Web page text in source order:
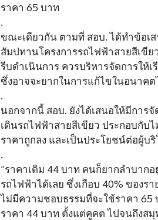
ราคา 65 บาท
.
ขณะเดียวกัน ตามที่ สอบ. ได้ทำข้อเ
สัมปทานโครงการรถไฟฟ้าสายสีเขีย
รีบดำเนินการ ควรบริหารจัดการให้
ซึ่งอาจจะยากในการแก้ไขในอนาค
.
นอกจากนี้ สอบ. ยังได้เสนอให้มีการ
เดินรถไฟฟ้าสายสีเขียว ประกอบกับ
ราคาถูกลง และเป็นประโยชน์ต่อผู้บ
.
“ราคาเดิม 44 บาท คนก็ยากลำบา
รถไฟฟ้าได้เลย ซึ่งเกือบ 40% ของ
ไม่มีความชอบธรรมที่จะใช้ราคา 65
ราคา 44 บาท ตั้งแต่คูคต ไปจนถึงส